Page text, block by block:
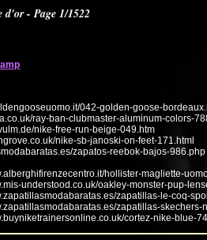
d'or - Page 1/1522
042-golden-goose-
ray-ban-clubmaster-aluminum-colors-
nike-free-run-beige-049.htm
nike-sb-janoski-on-feet-171.html
zapatos-reebok-bajos-986.php
hollister-magliette-
understood.co.uk/oakley-monster-pup-
zapatillas-le-coq-
zapatillas-
cortez-nike-blue-